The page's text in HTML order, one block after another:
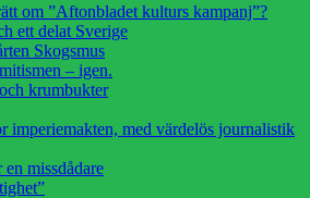
om ”Aftonbladet kulturs kampanj”?
ett delat Sverige
Skogsmus
– igen.
krumbukter
imperiemakten, med värdelös journalistik
missdådare